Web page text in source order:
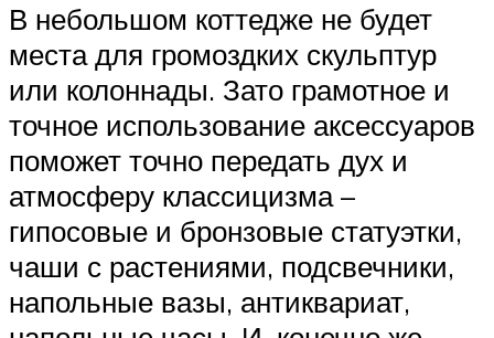
В небольшом коттедже не будет
места для громоздких скульптур
или колоннады. Зато грамотное и
точное использование аксессуаров
поможет точно передать дух и
атмосферу классицизма –
гипосовые и бронзовые статуэтки,
чаши с растениями, подсвечники,
напольные вазы, антиквариат,